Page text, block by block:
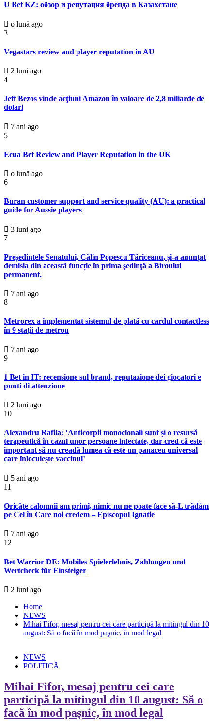
U Bet KZ: обзор и репутация бренда в Казахстане
o lună ago
3
Vegastars review and player reputation in AU
2 luni ago
4
Jeff Bezos vinde acţiuni Amazon în valoare de 2,8 miliarde de
dolari
7 ani ago
5
Ecua Bet Review and Player Reputation in the UK
o lună ago
6
Buran customer support and service quality (AU): a practical
guide for Aussie players
3 luni ago
7
Președintele Senatului, Călin Popescu Tăriceanu, și-a anunțat
demisia din această funcție în prima şedinţă a Biroului
permanent.
7 ani ago
8
Metrorex a implementat sistemul de plată cu cardul contactless
în 9 stații de metrou
7 ani ago
9
1 Bet in IT: recensione sul brand, reputazione dei giocatori e
punti di attenzione
2 luni ago
10
Alexandru Rafila: ‘Anticorpii monoclonali sunt și o resursă
terapeutică în cazul unor persoane infectate, dar cred că este
important să nu creadă lumea că este un panaceu universal
care înlocuiește vaccinul’
5 ani ago
11
Oricâte calomnii am primi, nimic nu ne poate face să-L trădăm
pe Cel în Care noi credem – Episcopul Ignatie
7 ani ago
12
Bet Warrior DE: Mobiles Spielerlebnis, Zahlungen und
Wertcheck für Einsteiger
2 luni ago
Home
NEWS
Mihai Fifor, mesaj pentru cei care participă la mitingul din 10
august: Să o facă în mod paşnic, în mod legal
NEWS
POLITICĂ
Mihai Fifor, mesaj pentru cei care
participă la mitingul din 10 august: Să o
facă în mod paşnic, în mod legal